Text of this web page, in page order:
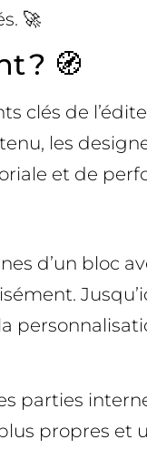
🚀
? 🧭
clés de
les
et de
d’un bloc
parties
propres et